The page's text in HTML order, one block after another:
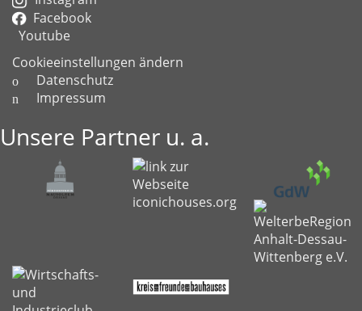
Facebook
Youtube
Cookieeinstellungen ändern
Datenschutz
Impressum
Unsere Partner u. a.